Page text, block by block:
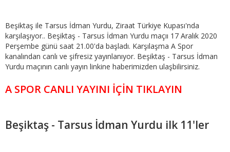
Beşiktaş ile Tarsus İdman Yurdu, Ziraat Türkiye Kupası'nda
karşılaşıyor.. Beşiktaş - Tarsus İdman Yurdu maçıı 17 Aralık 2020
Perşembe günü saat 21.00'da başladı. Karşılaşma A Spor
kanalından canlı ve şifresiz yayınlanıyor. Beşiktaş - Tarsus İdman
Yurdu maçının canlı yayın linkine haberimizden ulaşbilirsiniz.
A SPOR CANLI YAYINI İÇİN TIKLAYIN
Beşiktaş - Tarsus İdman Yurdu ilk 11'ler